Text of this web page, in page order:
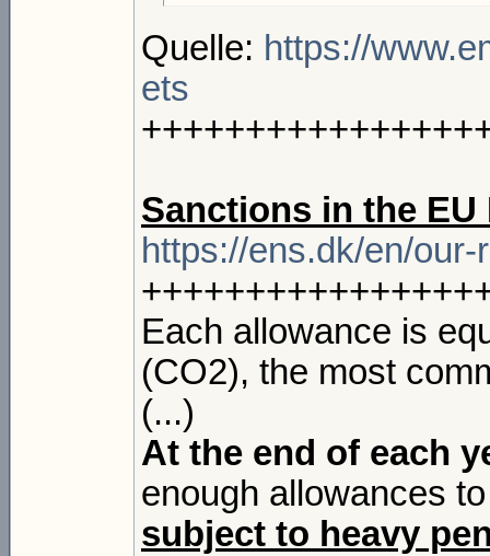
Quelle: https://
ets
Sanctions in the
https://ens.dk/en/
Each allowance is
(CO2), the most
(...)
At the end of each
enough allowances
subject to heavy